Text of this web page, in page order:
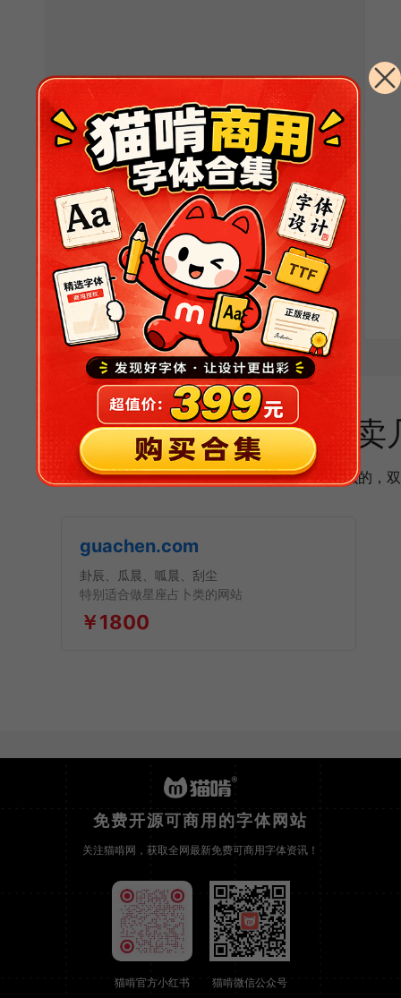
卖
如果你有兴趣建个网站什么的，
guachen.com
卦辰、瓜晨、呱晨、刮尘
特别适合做星座占卜类的网站
￥1800
免费开源可商用的字体网站
关注猫啃网，获取全网最新免费可商用字体资讯！
猫啃官方小红书 猫啃微信公众号